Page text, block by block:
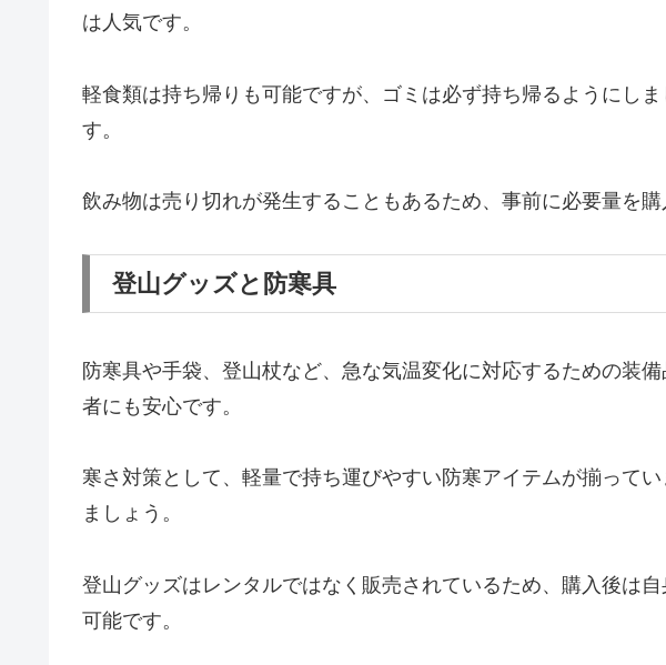
は人気です。
軽食類は持ち帰りも可能ですが、ゴミは必ず持ち帰るようにし
す。
飲み物は売り切れが発生することもあるため、事前に必要量を購
登山グッズと防寒具
防寒具や手袋、登山杖など、急な気温変化に対応するための装
者にも安心です。
寒さ対策として、軽量で持ち運びやすい防寒アイテムが揃って
ましょう。
登山グッズはレンタルではなく販売されているため、購入後は
可能です。